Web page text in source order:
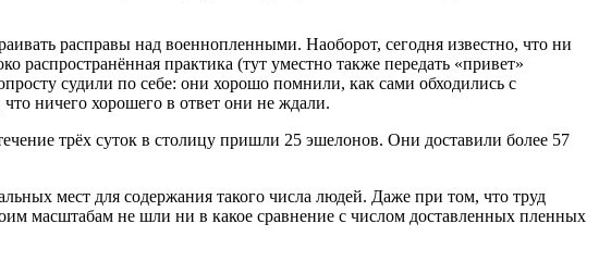
расправы над военнопленными. Наоборот, сегодня известно, что ни
распространённая практика (тут уместно также передать «привет»
судили по себе: они хорошо помнили, как сами обходились с
ничего хорошего в ответ они не ждали.
трёх суток в столицу пришли 25 эшелонов. Они доставили более 57
мест для содержания такого числа людей. Даже при том, что труд
масштабам не шли ни в какое сравнение с числом доставленных пленных